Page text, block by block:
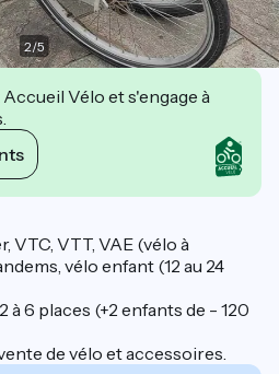
2/5
Vélo et s'engage à
VTC, VTT, VAE (vélo à
vélo enfant (12 au 24
à 6 places (+2 enfants de - 120
de vélo et accessoires.